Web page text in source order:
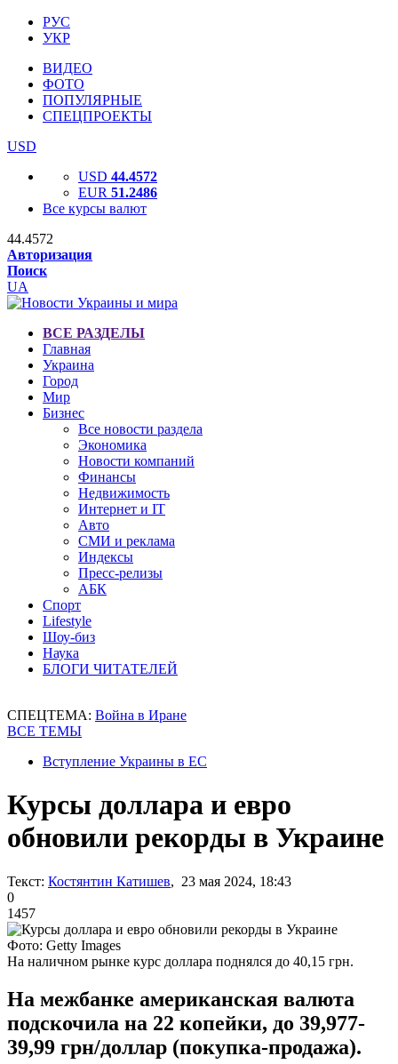
РУС
УКР
ВИДЕО
ФОТО
ПОПУЛЯРНЫЕ
СПЕЦПРОЕКТЫ
USD
USD 44.4572
EUR 51.2486
Все курсы валют
44.4572
Авторизация
Поиск
UA
ВСЕ РАЗДЕЛЫ
Главная
Украина
Город
Мир
Бизнес
Все новости раздела
Экономика
Новости компаний
Финансы
Недвижимость
Интернет и IT
Авто
СМИ и реклама
Индексы
Пресс-релизы
АБК
Спорт
Lifestyle
Шоу-биз
Наука
БЛОГИ ЧИТАТЕЛЕЙ
СПЕЦТЕМА: Война в Иране
ВСЕ ТЕМЫ
Вступление Украины в ЕС
Курсы доллара и евро
обновили рекорды в Украине
Текст: Костянтин Катишев, 23 мая 2024, 18:43
0
1457
Фото: Getty Images
На наличном рынке курс доллара поднялся до 40,15 грн.
На межбанке американская валюта
подскочила на 22 копейки, до 39,977-
39,99 грн/доллар (покупка-продажа).